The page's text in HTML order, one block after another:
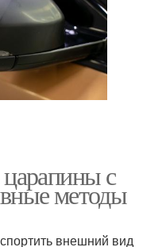
с
методы
внешний вид